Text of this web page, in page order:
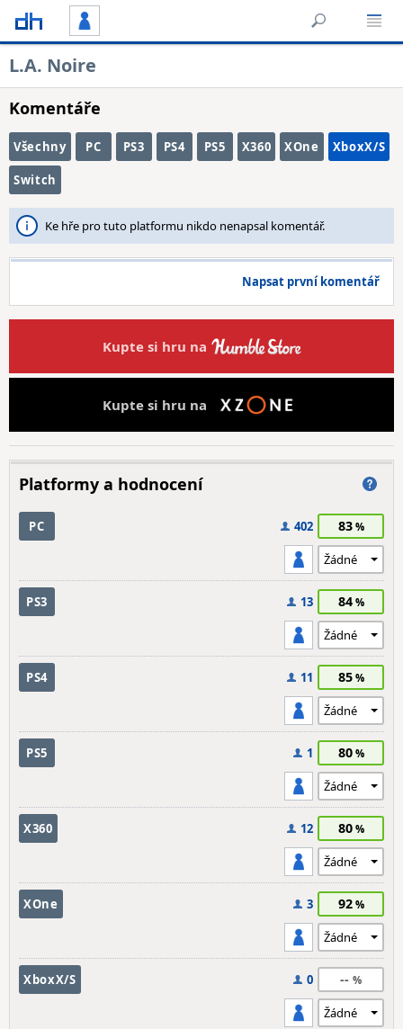
L.A. Noire
Komentáře
Všechny PC PS3 PS4 PS5 X360 XOne XboxX/S
Switch
Ke hře pro tuto platformu nikdo nenapsal komentář.
Napsat první komentář
Kupte si hru na
Kupte si hru na
Platformy a hodnocení
PC 402 83
PS3 13 84
PS4 11 85
PS5 1 80
X360 12 80
XOne 3 92
XboxX/S 0 --